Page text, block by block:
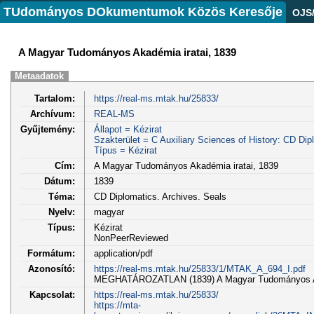
TUdományos DOkumentumok Közös Keresője
A Magyar Tudományos Akadémia iratai, 1839
Metaadatok
Tartalom:
https://real-ms.mtak.hu/25833/
Archívum:
REAL-MS
Gyűjtemény:
Állapot = Kézirat
Szakterület = C Auxiliary Sciences of History: CD
Típus = Kézirat
Cím:
A Magyar Tudományos Akadémia iratai, 1839
Dátum:
1839
Téma:
CD Diplomatics. Archives. Seals
Nyelv:
magyar
Típus:
Kézirat
NonPeerReviewed
Formátum:
application/pdf
Azonosító:
https://real-ms.mtak.hu/25833/1/MTAK_A_694_I.pdf
MEGHATÁROZATLAN (1839) A Magyar
Kapcsolat:
https://real-ms.mtak.hu/25833/
https://mta-